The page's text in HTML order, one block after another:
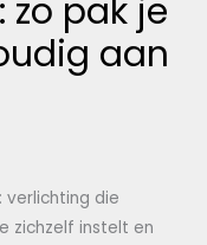
pak je
aan
verlichting die
zichzelf instelt en